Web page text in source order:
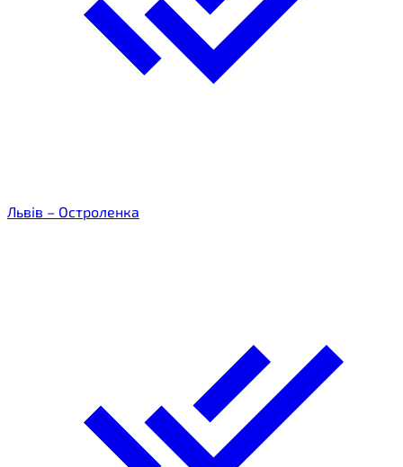
Львів – Остроленка